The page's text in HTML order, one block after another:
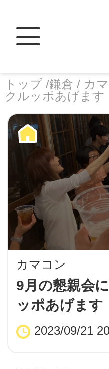
トップ /鎌倉 / カ
クルッポあげます
カマコン
9月の懇親会
ッポあげます
2023/09/21
X
SMS
加盟